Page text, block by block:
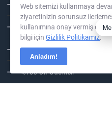
Hizmet Şartları
Gizlilik Politikası
Cayma Hakkı
%100 Ön Ödemeli
Web sitemizi kullanmaya
ziyaretinizin sorunsuz
kullanımına onay vermiş
bilgi için Gizlilik Politikamız.
Anladım!